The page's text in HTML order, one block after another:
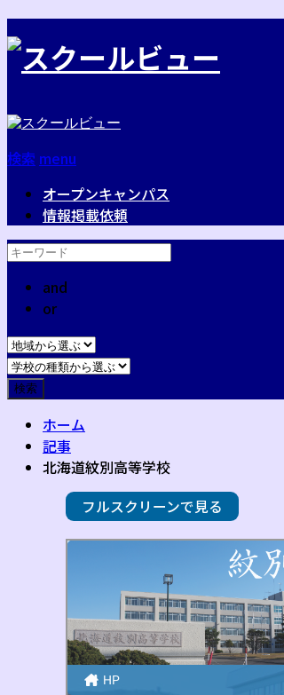
検索 menu
オープンキャンパス
情報掲載依頼
and
or
ホーム
記事
北海道紋別高等学校
フルスクリーンで見る